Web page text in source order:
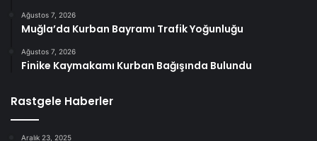
Ağustos 7, 2026
Muğla’da Kurban Bayramı Trafik Yoğunluğu
Ağustos 7, 2026
Finike Kaymakamı Kurban Bağışında Bulundu
Rastgele Haberler
Aralık 23, 2025